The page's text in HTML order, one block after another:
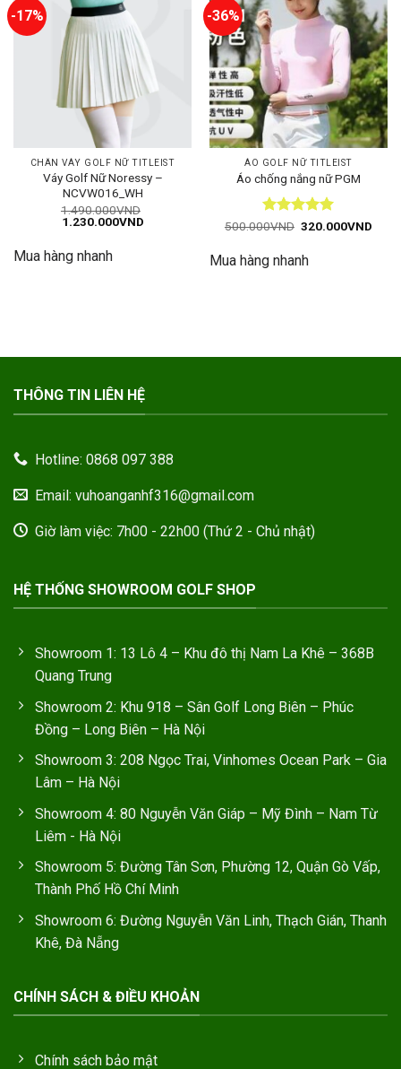
-17%
CHÂN VÁY GOLF NỮ TITLEIST
Váy Golf Nữ Noressy –
NCVW016_WH
1.490.000VND
Giá
1.490.000VND.
1.230.000VNDGiá
1.230.000VND.
Mua hàng nhanh
-36%
ÁO GOLF NỮ TITLEIST
Áo chống nắng nữ PGM
Được xếp
sao
500.000VND Giá
500.000VND.
320.000VND
Mua hàng nhanh
THÔNG TIN LIÊN HỆ
Hotline: 0868 097 388
Email: vuhoanganhf316@gmail.com
Giờ làm việc: 7h00 - 22h00 (Thứ 2 - Chủ nhật)
HỆ THỐNG SHOWROOM GOLF SHOP
Showroom 1: 13 Lô 4 – Khu đô thị Nam La Khê – 368B
Quang Trung
Showroom 2: Khu 918 – Sân Golf Long Biên – Phúc
Đồng – Long Biên – Hà Nội
Showroom 3: 208 Ngọc Trai, Vinhomes Ocean Park – Gia
Lâm – Hà Nội
Showroom 4: 80 Nguyễn Văn Giáp – Mỹ Đình – Nam Từ
Liêm - Hà Nội
Showroom 5: Đường Tân Sơn, Phường 12, Quận Gò Vấp,
Thành Phố Hồ Chí Minh
Showroom 6: Đường Nguyễn Văn Linh, Thạch Gián, Thanh
Khê, Đà Nẵng
CHÍNH SÁCH & ĐIỀU KHOẢN
Chính sách bảo mật